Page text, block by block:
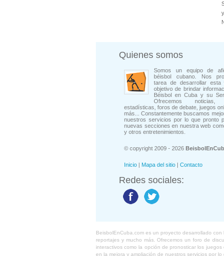
Quienes somos
Somos un equipo de
béisbol cubano. Nos
tarea de desarrollar
objetivo de brindar
Béisbol en Cuba y su
Ofrecemos noticias,
estadísticas, foros de debate, juegos
más... Constantemente buscamos
nuestros servicios por lo que pronto
nuevas secciones en nuestra web
y otros entretenimientos.
© copyright 2009 - 2026
Inicio | Mapa del sitio | Contacto
Redes sociales:
BeisbolEnCuba.com es un proyecto desarrollado
reportajes y mucho más. Ofrecemos un foro de
interactivos como la opción de pronosticar los
en la mejora y ampliación de nuestros servicios por